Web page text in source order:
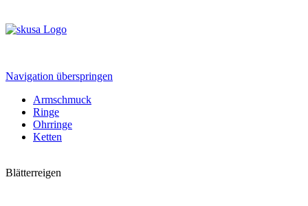
Navigation überspringen
Armschmuck
Ringe
Ohrringe
Ketten
Blätterreigen